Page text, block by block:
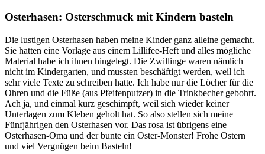
Osterhasen: Osterschmuck mit Kindern basteln
Die lustigen Osterhasen haben meine Kinder ganz alleine gemacht.
Sie hatten eine Vorlage aus einem Lillifee-Heft und alles mögliche
Material habe ich ihnen hingelegt. Die Zwillinge waren nämlich
nicht im Kindergarten, und mussten beschäftigt werden, weil ich
sehr viele Texte zu schreiben hatte. Ich habe nur die Löcher für die
Ohren und die Füße (aus Pfeifenputzer) in die Trinkbecher gebohrt.
Ach ja, und einmal kurz geschimpft, weil sich wieder keiner
Unterlagen zum Kleben geholt hat. So also stellen sich meine
Fünfjährigen den Osterhasen vor. Das rosa ist übrigens eine
Osterhasen-Oma und der bunte ein Oster-Monster! Frohe Ostern
und viel Vergnügen beim Basteln!